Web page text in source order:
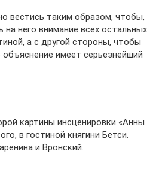
вестись таким образом, чтобы,
на него внимание всех остальных
а с другой стороны, чтобы
объяснение имеет серьезнейший
картины инсценировки «Анны
в гостиной княгини Бетси.
и Вронский.